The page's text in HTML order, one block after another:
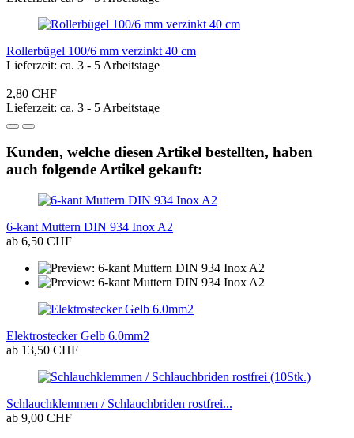
Rollerbügel 100/6 mm verzinkt 40 cm
Lieferzeit: ca. 3 - 5 Arbeitstage
2,80 CHF
Lieferzeit: ca. 3 - 5 Arbeitstage
Kunden, welche diesen Artikel bestellten, haben
auch folgende Artikel gekauft:
6-kant Muttern DIN 934 Inox A2
ab 6,50 CHF
Elektrostecker Gelb 6.0mm2
ab 13,50 CHF
Schlauchklemmen / Schlauchbriden rostfrei...
ab 9,00 CHF